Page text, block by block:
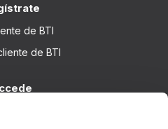
de BTI
de BTI